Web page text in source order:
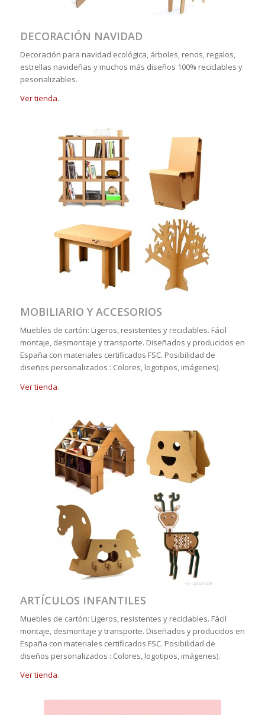
DECORACIÓN NAVIDAD
Decoración para navidad ecológica, árboles, renos, regalos,
estrellas navideñas y muchos más diseños 100% reciclables y
pesonalizables.
Ver tienda.
MOBILIARIO Y ACCESORIOS
Muebles de cartón: Ligeros, resistentes y reciclables. Fácil
montaje, desmontaje y transporte. Diseñados y producidos en
España con materiales certificados FSC. Posibilidad de
diseños personalizados : Colores, logotipos, imágenes).
Ver tienda.
ARTÍCULOS INFANTILES
Muebles de cartón: Ligeros, resistentes y reciclables. Fácil
montaje, desmontaje y transporte. Diseñados y producidos en
España con materiales certificados FSC. Posibilidad de
diseños personalizados : Colores, logotipos, imágenes).
Ver tienda.